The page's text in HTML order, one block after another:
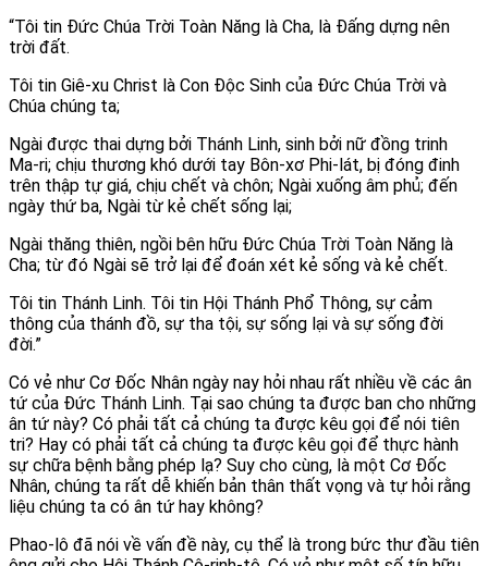
“Tôi tin Đức Chúa Trời Toàn Năng là Cha, là Đấng dựng nên
trời đất.
Tôi tin Giê-xu Christ là Con Độc Sinh của Đức Chúa Trời và
Chúa chúng ta;
Ngài được thai dựng bởi Thánh Linh, sinh bởi nữ đồng trinh
Ma-ri; chịu thương khó dưới tay Bôn-xơ Phi-lát, bị đóng đinh
trên thập tự giá, chịu chết và chôn; Ngài xuống âm phủ; đến
ngày thứ ba, Ngài từ kẻ chết sống lại;
Ngài thăng thiên, ngồi bên hữu Đức Chúa Trời Toàn Năng là
Cha; từ đó Ngài sẽ trở lại để đoán xét kẻ sống và kẻ chết.
Tôi tin Thánh Linh. Tôi tin Hội Thánh Phổ Thông, sự cảm
thông của thánh đồ, sự tha tội, sự sống lại và sự sống đời
đời.”
Có vẻ như Cơ Đốc Nhân ngày nay hỏi nhau rất nhiều về các ân
tứ của Đức Thánh Linh. Tại sao chúng ta được ban cho những
ân tứ này? Có phải tất cả chúng ta được kêu gọi để nói tiên
tri? Hay có phải tất cả chúng ta được kêu gọi để thực hành
sự chữa bệnh bằng phép lạ? Suy cho cùng, là một Cơ Đốc
Nhân, chúng ta rất dễ khiến bản thân thất vọng và tự hỏi rằng
liệu chúng ta có ân tứ hay không?
Phao-lô đã nói về vấn đề này, cụ thể là trong bức thư đầu tiên